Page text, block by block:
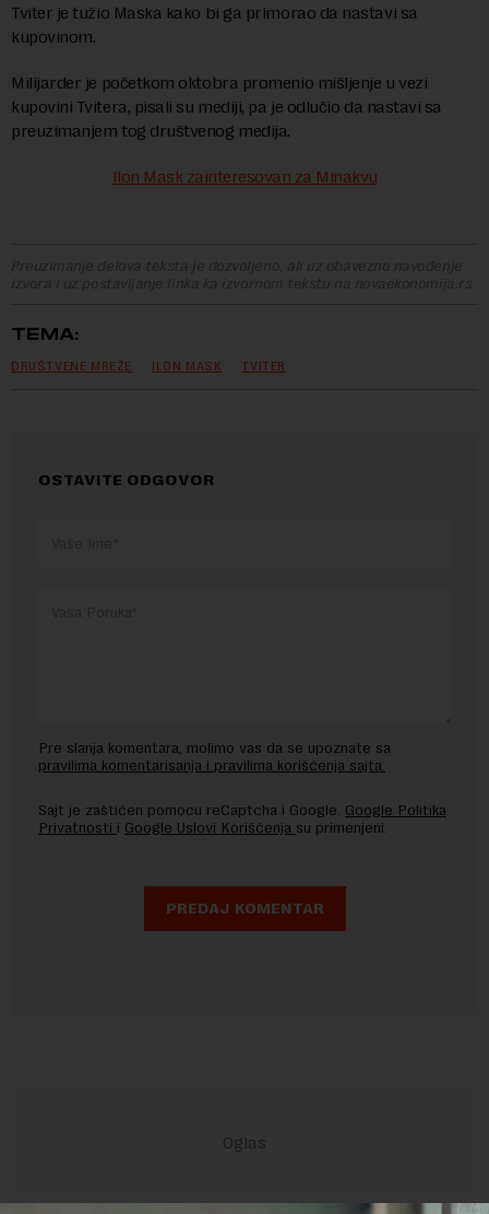
Tviter je tužio Maska kako bi ga primorao da nastavi sa
kupovinom.
Milijarder je početkom oktobra promenio mišljenje u vezi
kupovini Tvitera, pisali su mediji, pa je odlučio da nastavi sa
preuzimanjem tog društvenog medija.
Ilon Mask zainteresovan za Minakvu
Preuzimanje delova teksta je dozvoljeno, ali uz obavezno navođenje
izvora i uz postavljanje linka ka izvornom tekstu na novaekonomija.rs
TEMA:
DRUŠTVENE MREŽE ILON MASK TVITER
OSTAVITE ODGOVOR
Pre slanja komentara, molimo vas da se upoznate sa
pravilima komentarisanja i pravilima korišćenja sajta.
Sajt je zaštićen pomocu reCaptcha i Google. Google Politika
Privatnosti i Google Uslovi Korišćenja su primenjeni.